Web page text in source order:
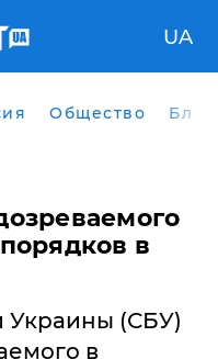
UA
Общество
в
Украины (СБУ)
в